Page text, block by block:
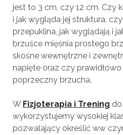
jest to 3 cm, czy 12 cm. Czy
i jak wygląda jej struktura,
przepuklina, jak wyglądają i
brzuśce mięśnia prostego
skośne wewnętrzne i
napięte oraz czy
poprzeczny brzucha.
W Fizjoterapia i Trening do
wykorzystujemy wysokiej
pozwalający określić ww